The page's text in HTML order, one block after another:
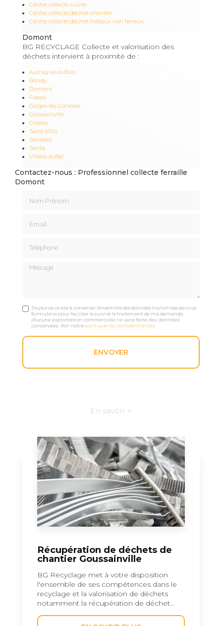
Centre collecte cuivre
Centre collecte déchet chantier
Centre collecte déchet métaux non ferreux
Domont
BG RECYCLAGE Collecte et valorisation des
déchets intervient à proximité de :
Aulnay-sous-Bois
Bondy
Domont
Fosses
Garges-lès-Gonesse
Goussainville
Groslay
Saint-Witz
Sarcelles
Senlis
Villiers-le-Bel
Contactez-nous : Professionnel collecte ferraille
Domont
Message
J'autorise ce site à conserver l'ensemble des données transmises dans ce
formulaire pour faciliter le suivi et le traitement de ma demande.
(Aucune exploitation commerciale ne sera faite des données
conservées. Voir notrepolitique de confidentialité)
En savoir +
Récupération de déchets de
chantier Goussainville
BG Recyclage met à votre disposition
l'ensemble de ses compétences dans le
recyclage et la valorisation de déchets
notamment la récupération de déchet...